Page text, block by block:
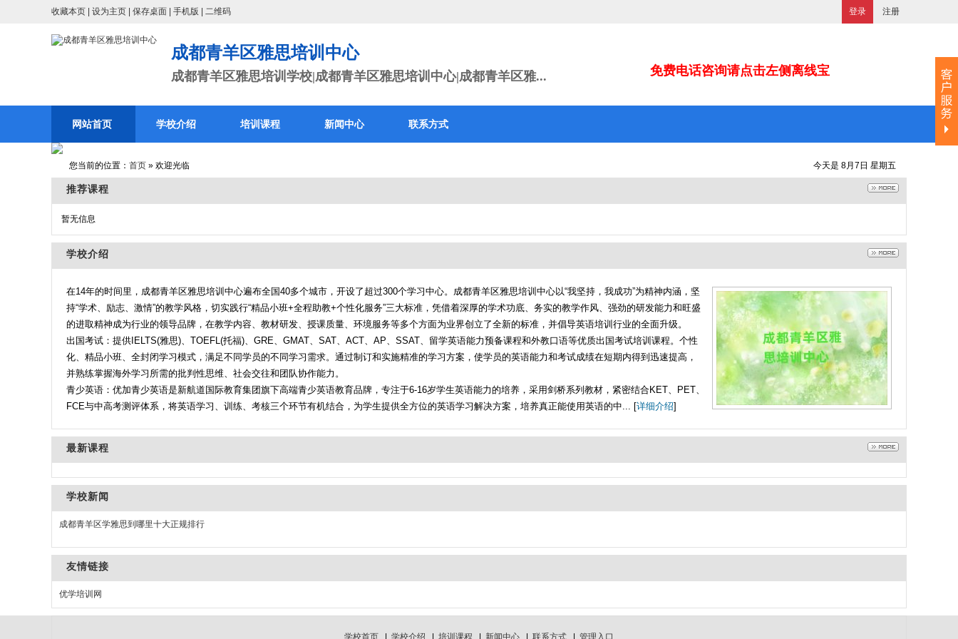
收藏本页 设为主页 保存桌面 手机版 二维码 登录 注册
免费电话咨询请点击左侧离线宝
成都青羊区雅思培训中心
成都青羊区雅思培训学校|成都青羊区雅思培训中心|成都青羊区雅...
网站首页 学校介绍 培训课程 新闻中心 联系方式
今天是 8月7日 星期五
您当前的位置： 首页 » 欢迎光临
推荐课程
暂无信息
学校介绍
在14年的时间里，成都青羊区雅思培训中心遍布全国40多个城市，开设了超过300个学习中心。成都青羊区雅思培训中心以“我坚持，我成功”为精神内涵，坚
持“学术、励志、激情”的教学风格，切实践行“精品小班+全程助教+个性化服务”三大标准，凭借着深厚的学术功底、务实的教学作风、强劲的研发能力和旺盛
的进取精神成为行业的领导品牌，在教学内容、教材研发、授课质量、环境服务等多个方面为业界创立了全新的标准，并倡导英语培训行业的全面升级。
出国考试：提供IELTS(雅思)、TOEFL(托福)、GRE、GMAT、SAT、ACT、AP、SSAT、留学英语能力预备课程和外教口语等优质出国考试培训课程。个性
化、精品小班、全封闭学习模式，满足不同学员的不同学习需求。通过制订和实施精准的学习方案，使学员的英语能力和考试成绩在短期内得到迅速提高，
并熟练掌握海外学习所需的批判性思维、社会交往和团队协作能力。
青少英语：优加青少英语是新航道国际教育集团旗下高端青少英语教育品牌，专注于6-16岁学生英语能力的培养，采用剑桥系列教材，紧密结合KET、PET、
FCE与中高考测评体系，将英语学习、训练、考核三个环节有机结合，为学生提供全方位的英语学习解决方案，培养真正能使用英语的中... [详细介绍]
最新课程
学校新闻
成都青羊区学雅思到哪里十大正规排行
友情链接
优学培训网
学校首页 学校介绍 培训课程 新闻中心 联系方式 管理入口